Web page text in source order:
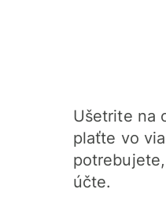
Ušetrite na
plaťte vo
účte.